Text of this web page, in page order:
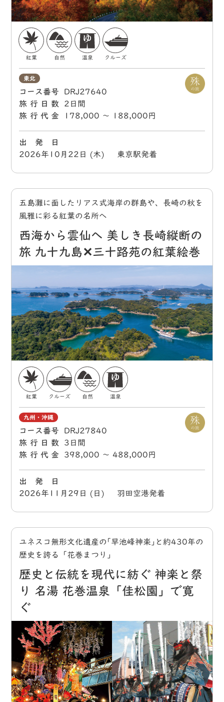
紅葉 自然 温泉 クルーズ
東北
コース番号
DRJ27640
旅行日数
2日間
旅行代金
178,000 〜 188,000円
出 発 日
2026年10月22日 (木) 東京駅発着
五島灘に面したリアス式海岸の群島や、長崎の秋を
風雅に彩る紅葉の名所へ
西海から雲仙へ 美しき長崎縦断の
旅 九十九島✕三十路苑の紅葉絵巻
紅葉 クルーズ 自然 温泉
九州・沖縄
コース番号
DRJ27840
旅行日数
3日間
旅行代金
398,000 〜 488,000円
出 発 日
2026年11月29日 (日) 羽田空港発着
ユネスコ無形文化遺産の｢早池峰神楽｣と約430年の
歴史を誇る「花巻まつり」
歴史と伝統を現代に紡ぐ 神楽と祭
り 名湯 花巻温泉「佳松園」で寛
ぐ